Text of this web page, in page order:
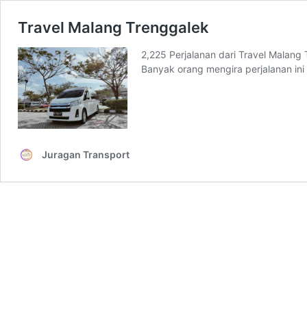
Travel Malang Trenggalek
2,225 Perjalanan dari Travel
Banyak orang mengira perjalanan
Juragan Transport